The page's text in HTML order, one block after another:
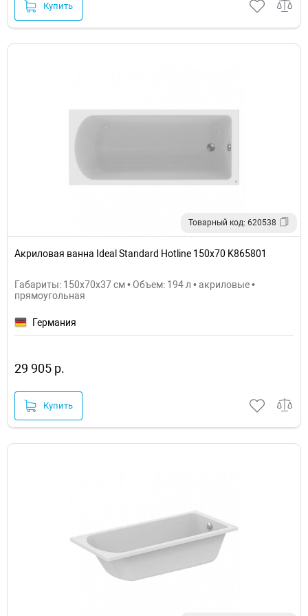
Купить
Товарный код: 620538
Акриловая ванна Ideal Standard Hotline 150х70 K865801
Габариты: 150x70x37 см • Объем: 194 л • акриловые •
прямоугольная
Германия
29 905 р.
Купить